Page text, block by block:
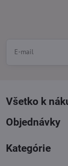
Všetko k
Objednávky
Kategórie